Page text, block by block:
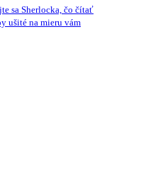
sa Sherlocka, čo čítať
ušité na mieru vám